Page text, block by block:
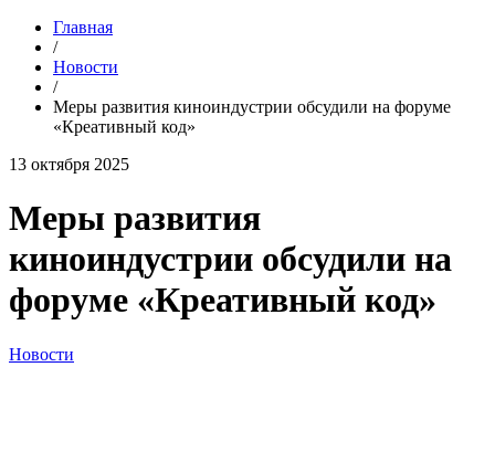
Главная
/
Новости
/
Меры развития киноиндустрии обсудили на форуме
«Креативный код»
13 октября 2025
Меры развития
киноиндустрии обсудили на
форуме «Креативный код»
Новости